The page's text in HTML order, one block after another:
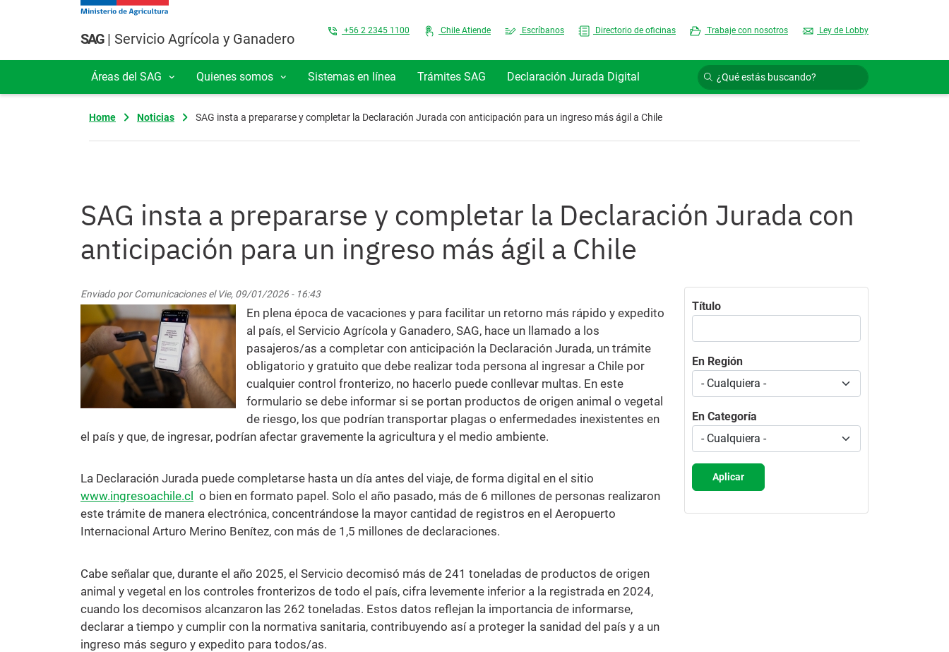
Pasar al contenido principal
SAG| Servicio Agrícola y Ganadero Top Menu
+56 2 2345 1100 Chile Atiende Escríbanos Directorio de oficinas Trabaje con nosotros Ley de Lobby
Navegación principal
Áreas del SAG Quienes somos Sistemas en línea Trámites SAG Declaración Jurada Digital
Home Noticias SAG insta a prepararse y completar la Declaración Jurada con anticipación para un ingreso más ágil a Chile
SAG insta a prepararse y completar la Declaración Jurada con
anticipación para un ingreso más ágil a Chile
Enviado porComunicacioneselVie, 09/01/2026 - 16:43
En plena época de vacaciones y para facilitar un retorno más rápido y expedito
al país, el Servicio Agrícola y Ganadero, SAG, hace un llamado a los
pasajeros/as a completar con anticipación la Declaración Jurada, un trámite
obligatorio y gratuito que debe realizar toda persona al ingresar a Chile por
cualquier control fronterizo, no hacerlo puede conllevar multas. En este
formulario se debe informar si se portan productos de origen animal o vegetal
de riesgo, los que podrían transportar plagas o enfermedades inexistentes en
el país y que, de ingresar, podrían afectar gravemente la agricultura y el medio ambiente.
La Declaración Jurada puede completarse hasta un día antes del viaje, de forma digital en el sitio
www.ingresoachile.cl o bien en formato papel. Solo el año pasado, más de 6 millones de personas realizaron
este trámite de manera electrónica, concentrándose la mayor cantidad de registros en el Aeropuerto
Internacional Arturo Merino Benítez, con más de 1,5 millones de declaraciones.
Cabe señalar que, durante el año 2025, el Servicio decomisó más de 241 toneladas de productos de origen
animal y vegetal en los controles fronterizos de todo el país, cifra levemente inferior a la registrada en 2024,
cuando los decomisos alcanzaron las 262 toneladas. Estos datos reflejan la importancia de informarse,
declarar a tiempo y cumplir con la normativa sanitaria, contribuyendo así a proteger la sanidad del país y a un
ingreso más seguro y expedito para todos/as.
Título
En Región
En Categoría
Aplicar